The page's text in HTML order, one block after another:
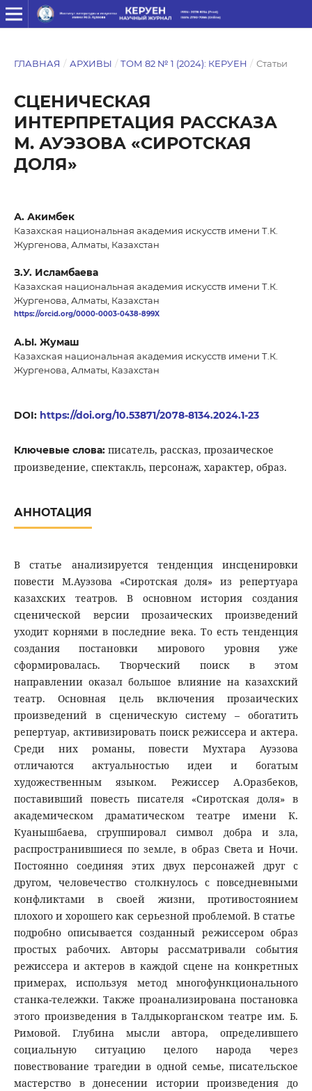
ГЛАВНАЯ / АРХИВЫ / ТОМ 82 № 1 (2024): КЕРУЕН / Статьи
СЦЕНИЧЕСКАЯ
ИНТЕРПРЕТАЦИЯ РАССКАЗА
М. АУЭЗОВА «СИРОТСКАЯ
ДОЛЯ»
А. Акимбек
Казахская национальная академия искусств имени Т.К.
Жургенова, Алматы, Казахстан
З.У. Исламбаева
Казахская национальная академия искусств имени Т.К.
Жургенова, Алматы, Казахстан
https://orcid.org/0000-0003-0438-899X
А.Ы. Жумаш
Казахская национальная академия искусств имени Т.К.
Жургенова, Алматы, Казахстан
DOI: https://doi.org/10.53871/2078-8134.2024.1-23
Ключевые слова: писатель, рассказ, прозаическое
произведение, спектакль, персонаж, характер, образ.
АННОТАЦИЯ
В статье анализируется тенденция инсценировки
повести М.Ауэзова «Сиротская доля» из репертуара
казахских театров. В основном история создания
сценической версии прозаических произведений
уходит корнями в последние века. То есть тенденция
создания постановки мирового уровня уже
сформировалась. Творческий поиск в этом
направлении оказал большое влияние на казахский
театр. Основная цель включения прозаических
произведений в сценическую систему – обогатить
репертуар, активизировать поиск режиссера и актера.
Среди них романы, повести Мухтара Ауэзова
отличаются актуальностью идеи и богатым
художественным языком. Режиссер А.Оразбеков,
поставивший повесть писателя «Сиротская доля» в
академическом драматическом театре имени К.
Куанышбаева, сгруппировал символ добра и зла,
распространившиеся по земле, в образ Света и Ночи.
Постоянно соединяя этих двух персонажей друг с
другом, человечество столкнулось с повседневными
конфликтами в своей жизни, противостоянием
плохого и хорошего как серьезной проблемой. В статье
подробно описывается созданный режиссером образ
простых рабочих. Авторы рассматривали события
режиссера и актеров в каждой сцене на конкретных
примерах, используя метод многофункционального
станка-тележки. Также проанализирована постановка
этого произведения в Талдыкорганском театре им. Б.
Римовой. Глубина мысли автора, определившего
социальную ситуацию целого народа через
повествование трагедии в одной семье, писательское
мастерство в донесении истории произведения до